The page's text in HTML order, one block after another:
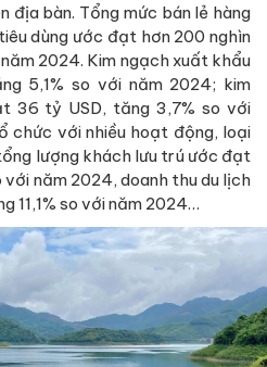
địa bàn. Tổng mức bán lẻ hàng
dùng ước đạt hơn 200 nghìn
2024. Kim ngạch xuất khẩu
5,1% so với năm 2024; kim
36 tỷ USD, tăng 3,7% so với
chức với nhiều hoạt động, loại
lượng khách lưu trú ước đạt
với năm 2024, doanh thu du lịch
11,1% so với năm 2024…